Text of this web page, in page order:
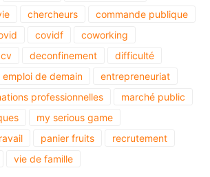
chercheurs
commande publique
covidf
coworking
cv deconfinement
difficulté
emploi de demain
entrepreneuriat
professionnelles
marché public
my serious game
panier fruits
recrutement
vie de famille